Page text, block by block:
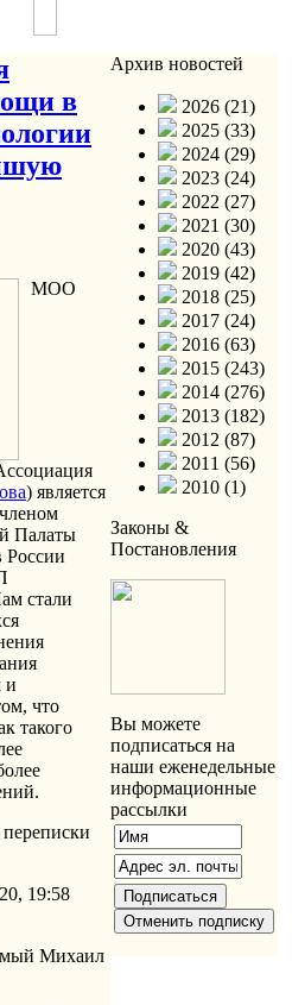
в
МОО
) является
Палаты
стали
и
что
такого
19:58
Михаил
Архив новостей
2026 (21)
2025 (33)
2024 (29)
2023 (24)
2022 (27)
2021 (30)
2020 (43)
2019 (42)
2018 (25)
2017 (24)
2016 (63)
2015 (243)
2014 (276)
2013 (182)
2012 (87)
2011 (56)
2010 (1)
Законы &
Постановления
Вы можете
подписаться на
наши еженедельные
информационные
рассылки